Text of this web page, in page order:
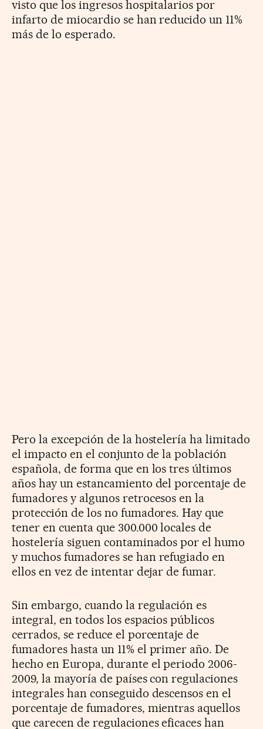
visto que los ingresos hospitalarios por
infarto de miocardio se han reducido un 11%
más de lo esperado.
Pero la excepción de la hostelería ha limitado
el impacto en el conjunto de la población
española, de forma que en los tres últimos
años hay un estancamiento del porcentaje de
fumadores y algunos retrocesos en la
protección de los no fumadores. Hay que
tener en cuenta que 300.000 locales de
hostelería siguen contaminados por el humo
y muchos fumadores se han refugiado en
ellos en vez de intentar dejar de fumar.
Sin embargo, cuando la regulación es
integral, en todos los espacios públicos
cerrados, se reduce el porcentaje de
fumadores hasta un 11% el primer año. De
hecho en Europa, durante el periodo 2006-
2009, la mayoría de países con regulaciones
integrales han conseguido descensos en el
porcentaje de fumadores, mientras aquellos
que carecen de regulaciones eficaces han